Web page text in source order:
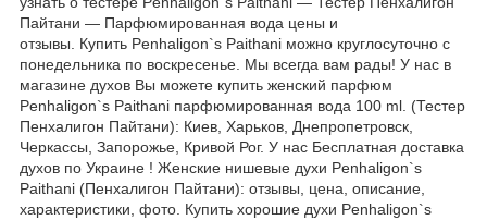
Пайтани ― Парфюмированная вода цены и
отзывы. Купить Penhaligon`s Paithani можно круглосуточно с
понедельника по воскресенье. Мы всегда вам рады! У нас в
магазине духов Вы можете купить женский парфюм
Penhaligon`s Paithani парфюмированная вода 100 ml. (Тестер
Пенхалигон Пайтани): Киев, Харьков, Днепропетровск,
Черкассы, Запорожье, Кривой Рог. У нас Бесплатная доставка
духов по Украине ! Женские нишевые духи Penhaligon`s
Paithani (Пенхалигон Пайтани): отзывы, цена, описание,
характеристики, фото. Купить хорошие духи Penhaligon`s